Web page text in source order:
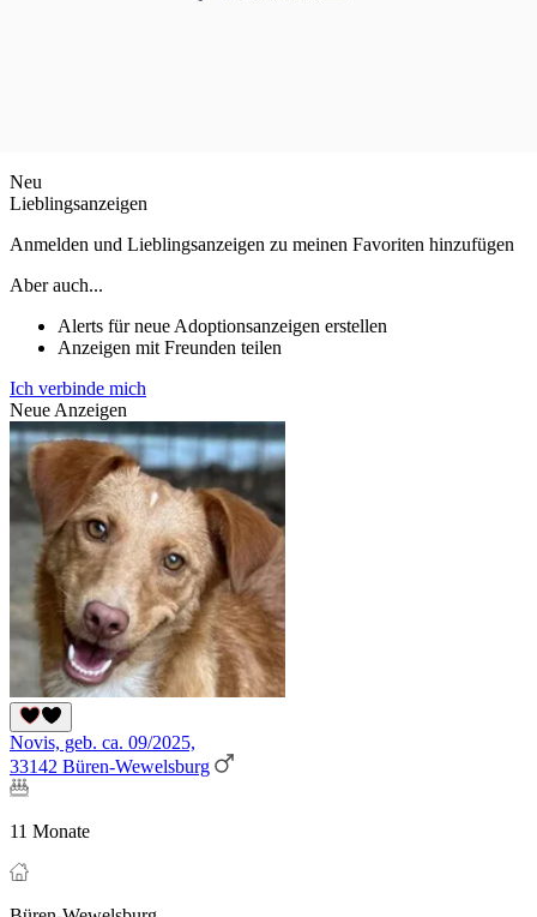
Neu
Lieblingsanzeigen
Anmelden und Lieblingsanzeigen zu meinen Favoriten hinzufügen
Aber auch...
Alerts für neue Adoptionsanzeigen erstellen
Anzeigen mit Freunden teilen
Ich verbinde mich
Neue Anzeigen
Novis, geb. ca. 09/2025,
33142 Büren-Wewelsburg
11 Monate